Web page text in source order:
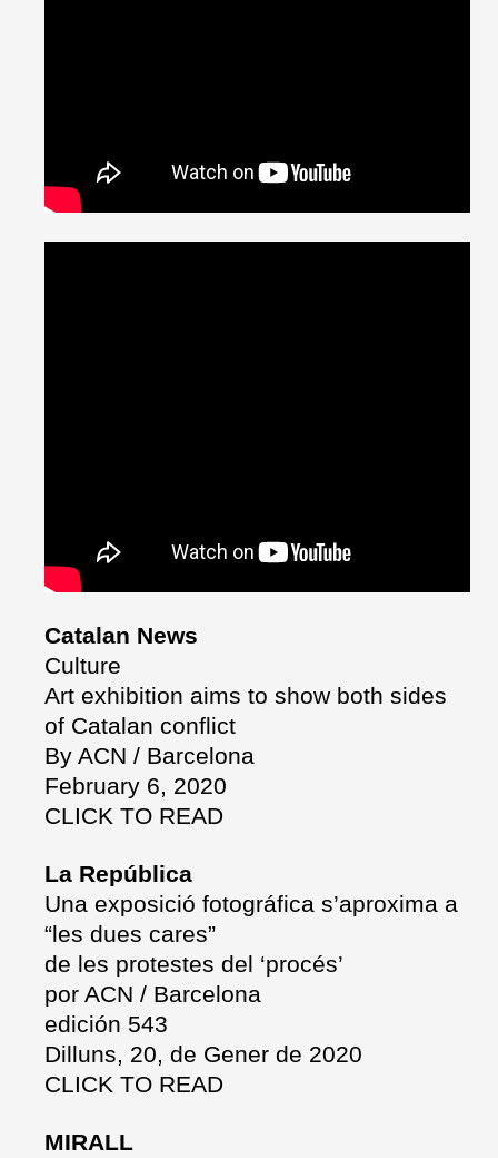
Catalan News
Culture
Art exhibition aims to show both sides
of Catalan conflict
By ACN / Barcelona
February 6, 2020
CLICK TO READ
La República
Una exposició fotográfica s’aproxima a
“les dues cares”
de les protestes del ‘procés’
por ACN / Barcelona
edición 543
Dilluns, 20, de Gener de 2020
CLICK TO READ
MIRALL